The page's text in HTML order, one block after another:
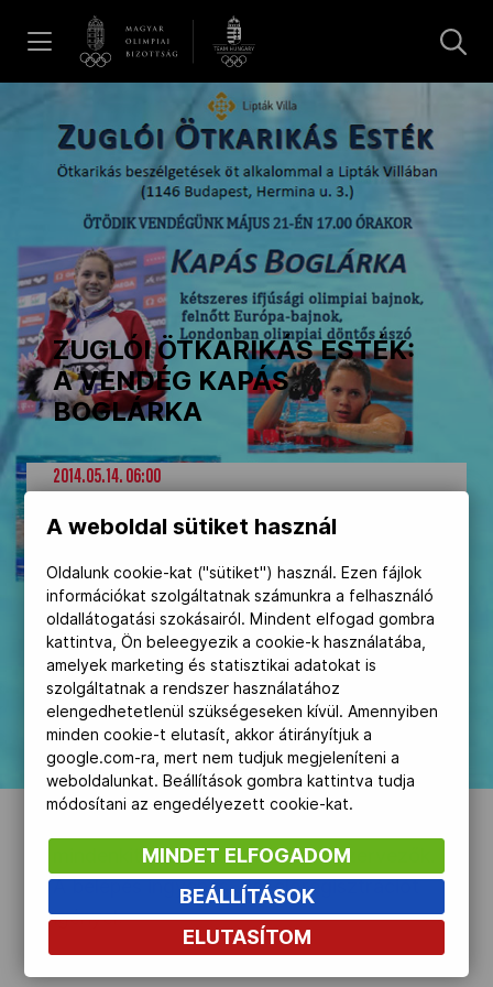
Hírek
Galéria
Dakar 2026
Los Angeles 2028
MOB
Kettőskarrier-program
NOB
Társszervezetek
OVEP
Adatbank
ZUGLÓI ÖTKARIKÁS ESTÉK:
A VENDÉG KAPÁS
BOGLÁRKA
2014.05.14. 06:00
A Zuglói Ötkarikás Esték
rendezvénysorozatának ötödik
vendége a Lipták villában a kétszeres
ifjúsági olimpia bajnok Kapás Bolgárka
lesz.
mindenkit szeretettel várnak a szervezők.
A belépés ingyenes, de előregisztrációt
igényel.
A weboldal sütiket használ
Oldalunk cookie-kat ("sütiket") használ. Ezen fájlok
információkat szolgáltatnak számunkra a felhasználó
oldallátogatási szokásairól. Mindent elfogad gombra
kattintva, Ön beleegyezik a cookie-k használatába,
amelyek marketing és statisztikai adatokat is
szolgáltatnak a rendszer használatához
elengedhetetlenül szükségeseken kívül. Amennyiben
minden cookie-t elutasít, akkor átirányítjuk a
google.com-ra, mert nem tudjuk megjeleníteni a
weboldalunkat. Beállítások gombra kattintva tudja
módosítani az engedélyezett cookie-kat.
MINDET ELFOGADOM
BEÁLLÍTÁSOK
ELUTASÍTOM